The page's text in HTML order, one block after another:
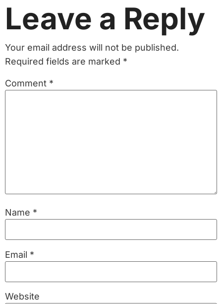
Leave a Reply
Your email address will not be published.
Required fields are marked *
Comment *
Name *
Email *
Website